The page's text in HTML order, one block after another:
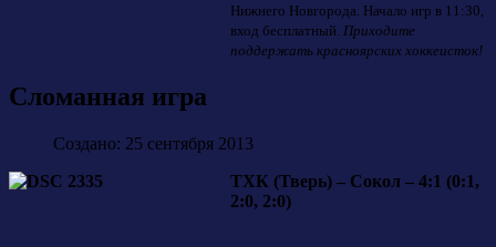
Нижнего Новгорода. Начало игр в 11:30,
вход бесплатный. Приходите
поддержать красноярских хоккеисток!
Сломанная игра
Создано: 25 сентября 2013
ТХК (Тверь) – Сокол – 4:1 (0:1,
2:0, 2:0)